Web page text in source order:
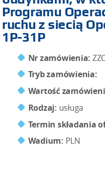
Programu
ruchu z siecią
1P-31P
Nr zamówienia:
Tryb zamówienia:
Wartość
Rodzaj: usługa
Termin składania
Wadium: PLN